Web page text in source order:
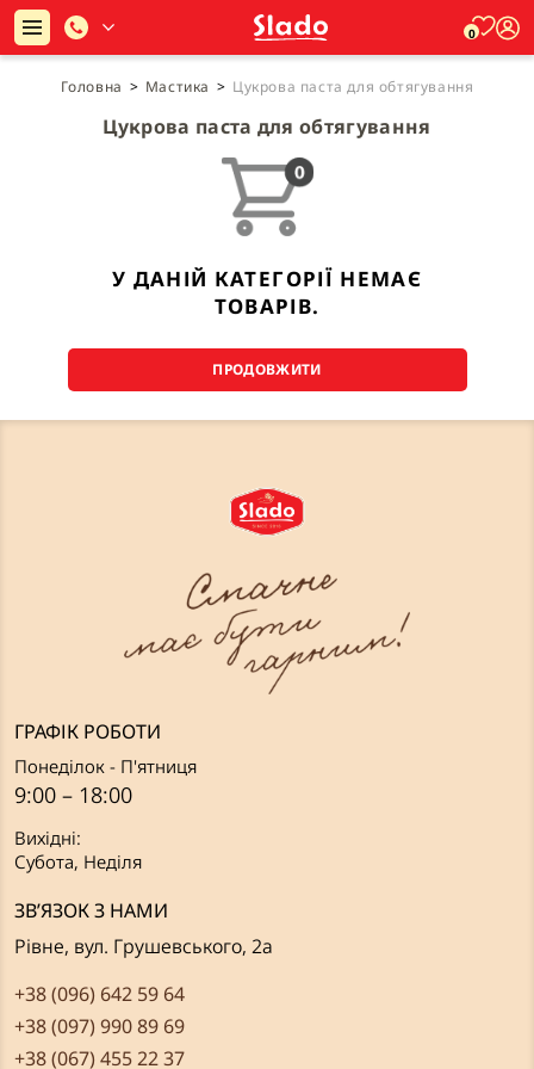
0
Головна > Мастика > Цукрова паста для обтягування
Цукрова паста для обтягування
У ДАНІЙ КАТЕГОРІЇ НЕМАЄ
ТОВАРІВ.
ПРОДОВЖИТИ
ГРАФІК РОБОТИ
Понеділок - П'ятниця
9:00 – 18:00
Вихідні:
Субота, Неділя
ЗВ’ЯЗОК З НАМИ
Рівне, вул. Грушевського, 2а
+38 (096) 642 59 64
+38 (097) 990 89 69
+38 (067) 455 22 37